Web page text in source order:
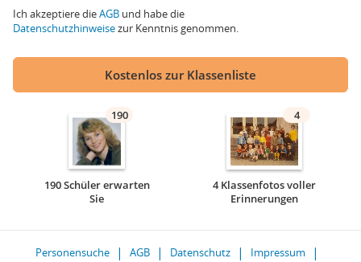
Ich akzeptiere dieAGB und habe die
Datenschutzhinweisezur Kenntnis genommen.
Kostenlos zur Klassenliste
190
190 Schüler erwarten
Sie
4
4 Klassenfotos voller
Erinnerungen
Personensuche AGB Datenschutz Impressum